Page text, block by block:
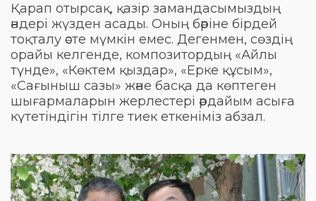
Қарап отырсақ, қазір замандасымыздың
әндері жүзден асады. Оның бәріне бірдей
тоқталу әсте мүмкін емес. Дегенмен, сөздің
орайы келгенде, композитордың «Айлы
түнде», «Көктем қыздар», «Ерке құсым»,
«Сағыныш сазы» және басқа да көптеген
шығармаларын жерлестері әрдайым асыға
күтетіндігін тілге тиек еткеніміз абзал.